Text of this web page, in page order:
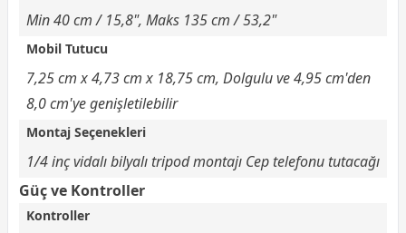
Min 40 cm / 15,8", Maks 135 cm / 53,2"
Mobil Tutucu
7,25 cm x 4,73 cm x 18,75 cm, Dolgulu ve 4,95 cm'den
8,0 cm'ye genişletilebilir
Montaj Seçenekleri
1/4 inç vidalı bilyalı tripod montajı Cep telefonu tutacağı
Güç ve Kontroller
Kontroller